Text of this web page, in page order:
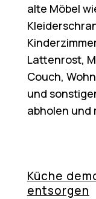
alte Möbel
Lattenrost,
Couch,
und
abholen und
Küche
entsorgen